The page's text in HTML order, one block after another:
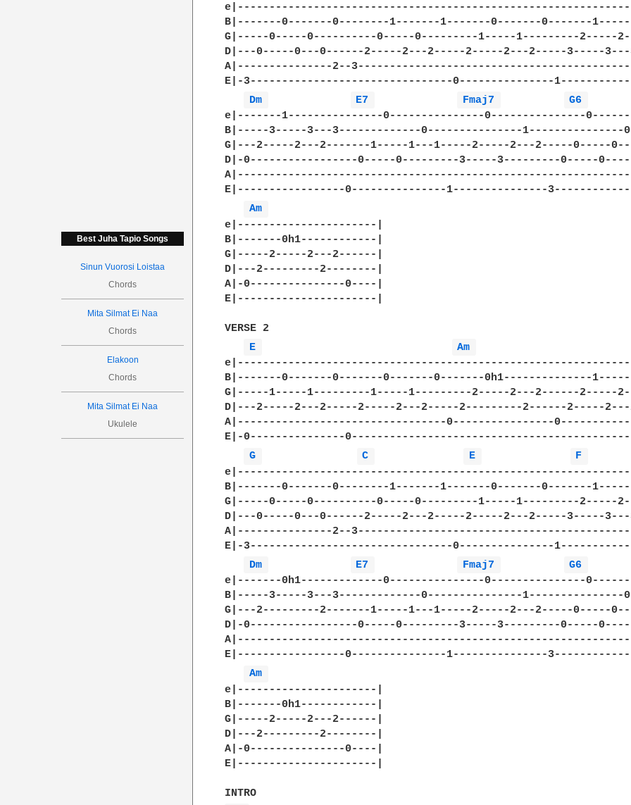
Best Juha Tapio Songs
Sinun Vuorosi Loistaa
Chords
Mita Silmat Ei Naa
Chords
Elakoon
Chords
Mita Silmat Ei Naa
Ukulele
B|-------0-------0--------1-------1-------0-------0-------
G|-----0-----0----------0-----0---------1-----1---------2-----
D|---0-----0---0------2-----2---2-----2-----2---2-----3-----3---
A|---------------2--
E|-3--------------------------------0---------------
Dm
E7 Fmaj7
G6
e|-------1---------------0---------------0---------------
B|-----3-----3---3-------------0---------------1---------------
G|---2-----2---2-------1-----1---1-----2-----2---2-----0-----
D|-0-----------------0-----0---------3-----3---------0-----
E|-----------------0---------------1---------------
Am
e|----------------------|
B|-------0h1------------|
G|-----2-----2---2------|
D|---2---------2--------|
A|-0---------------0----|
E|----------------------|
VERSE 2
E
Am
B|-------0-------0-------0-------0-------0h1--------------
G|-----1-----1---------1-----1---------2-----2---2------2-----
D|---2-----2---2-----2-----2---2-----2---------2------2-----2---
A|---------------------------------0----------------
E|-0---------------
G
C E
F
B|-------0-------0--------1-------1-------0-------0-------
G|-----0-----0----------0-----0---------1-----1---------2-----
D|---0-----0---0------2-----2---2-----2-----2---2-----3-----3---
A|---------------2--
E|-3--------------------------------0---------------
Dm
E7 Fmaj7
G6
e|-------0h1-------------0---------------0---------------
B|-----3-----3---3-------------0---------------1---------------
G|---2---------2-------1-----1---1-----2-----2---2-----0-----
D|-0-----------------0-----0---------3-----3---------0-----
E|-----------------0---------------1---------------
Am
e|----------------------|
B|-------0h1------------|
G|-----2-----2---2------|
D|---2---------2--------|
A|-0---------------0----|
E|----------------------|